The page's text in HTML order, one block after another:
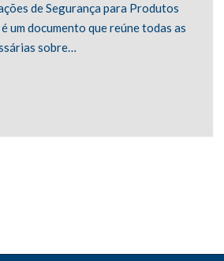
de Segurança para Produtos
um documento que reúne todas as
sobre…